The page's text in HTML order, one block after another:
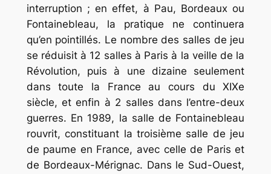
interruption ; en effet, à Pau, Bordeaux ou
Fontainebleau, la pratique ne continuera
qu’en pointillés. Le nombre des salles de jeu
se réduisit à 12 salles à Paris à la veille de la
Révolution, puis à une dizaine seulement
dans toute la France au cours du XIXe
siècle, et enfin à 2 salles dans l’entre-deux
guerres. En 1989, la salle de Fontainebleau
rouvrit, constituant la troisième salle de jeu
de paume en France, avec celle de Paris et
de Bordeaux-Mérignac. Dans le Sud-Ouest,